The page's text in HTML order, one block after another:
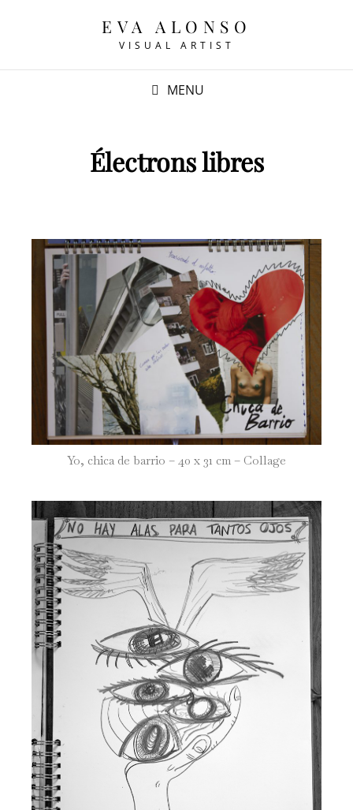
EVA ALONSO
VISUAL ARTIST
MENU
Électrons libres
Yo, chica de barrio – 40 x 31 cm – Collage